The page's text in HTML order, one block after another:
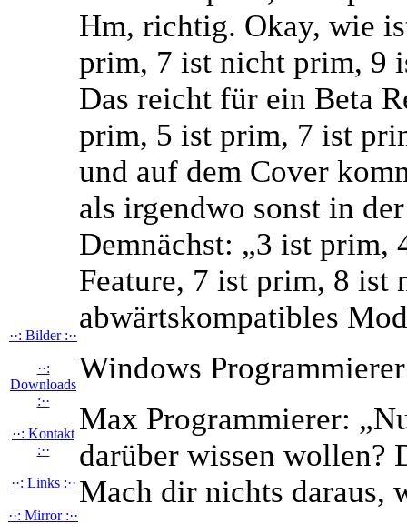
··: Bilder :··
··:
Downloads
:··
··: Kontakt
:··
··: Links :··
··: Mirror :··
Hm, richtig. Okay, wie
prim, 7 ist nicht prim, 9
Das reicht für ein Beta
prim, 5 ist prim, 7 ist
und auf dem Cover
als irgendwo sonst in
Demnächst: „3 ist prim,
Feature, 7 ist prim, 8 ist
abwärtskompatibles
Windows
Max Programmierer:
darüber wissen wollen?
Mach dir nichts daraus,